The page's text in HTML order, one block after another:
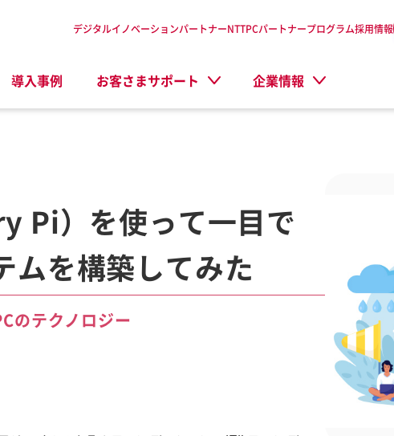
導入事例 お客さまサポート 企業情報
デジタルイノベーションパートナーNTTPCパートナープログラム採用情報
Pi）を使って一目で
ムを構築してみた
のテクノロジー